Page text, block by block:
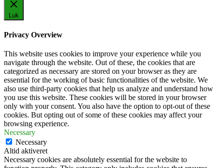
Luk
Privacy Overview
This website uses cookies to improve your experience while you
navigate through the website. Out of these, the cookies that are
categorized as necessary are stored on your browser as they are
essential for the working of basic functionalities of the website. We
also use third-party cookies that help us analyze and understand how
you use this website. These cookies will be stored in your browser
only with your consent. You also have the option to opt-out of these
cookies. But opting out of some of these cookies may affect your
browsing experience.
Necessary
Necessary
Altid aktiveret
Necessary cookies are absolutely essential for the website to